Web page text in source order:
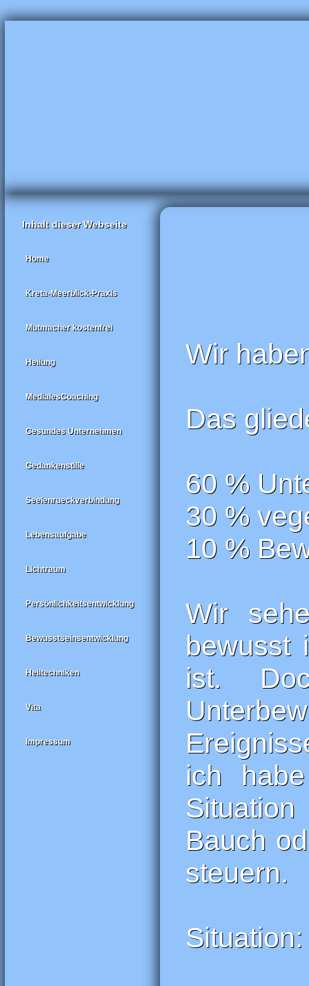
Inhalt dieser Webseite
Home
Kreta-Meerblick-Praxis
Mutmacher kostenfrei
Heilung
MedialesCoaching
Gesundes Unternehmen
Gedankenstille
Seelenrueckverbindung
Lebensaufgabe
Lichtraum
Persönlichkeitsentwicklung
Bewusstseinsentwicklung
Heiltechniken
Vita
Impressum
Wir
Das
60 %
30 %
10 %
Wir
bewusst
ist.
ich
Bauch
steuern.
Situation: